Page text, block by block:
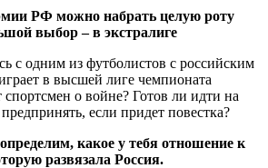
РФ можно набрать целую роту
выбор – в экстралиге
с одним из футболистов с российским
в высшей лиге чемпионата
спортсмен о войне? Готов ли идти на
если придет повестка?
какое у тебя отношение к
развязала Россия.